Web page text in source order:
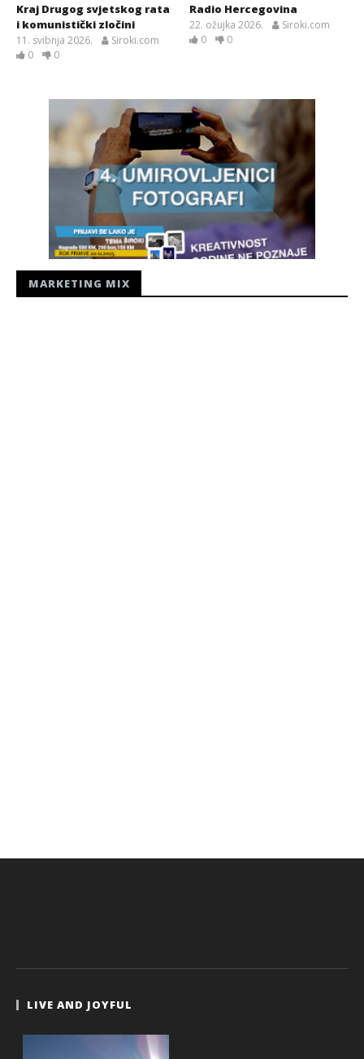
Kraj Drugog svjetskog rata
i komunistički zločini
11. svibnja 2026.
Siroki.com
0
0
Radio Hercegovina
22. ožujka 2026.
Siroki.com
0
0
MARKETING MIX
LIVE AND JOYFUL